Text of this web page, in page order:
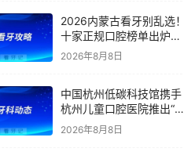
面/种植牙价格表！
2026内蒙古看牙别乱选！
十家正规口腔榜单出炉：
公立/私立全覆盖，官方支
矫正、种植牙价格
2026年8月8日
中国杭州低碳科技馆携手
杭州儿童口腔医院推出“我
是小小牙医”职业体验课
2026年8月8日